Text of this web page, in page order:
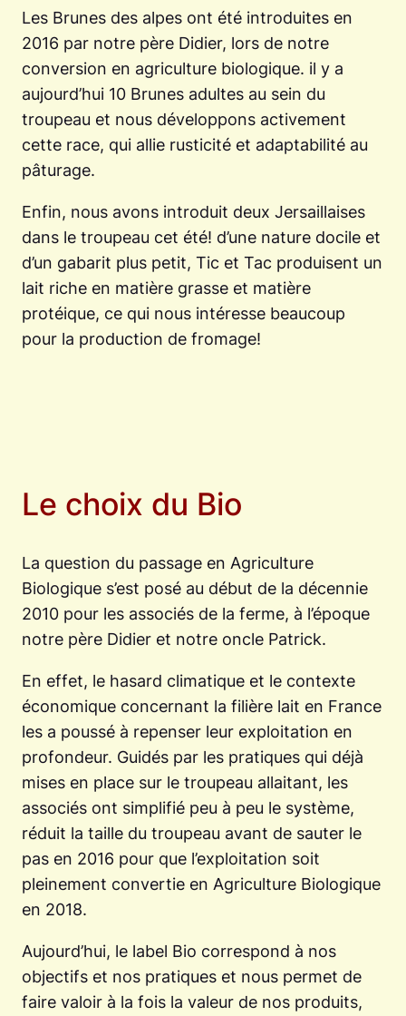
Les Brunes des alpes ont été introduites en
2016 par notre père Didier, lors de notre
conversion en agriculture biologique. il y a
aujourd’hui 10 Brunes adultes au sein du
troupeau et nous développons activement
cette race, qui allie rusticité et adaptabilité au
pâturage.
Enfin, nous avons introduit deux Jersaillaises
dans le troupeau cet été! d’une nature docile et
d’un gabarit plus petit, Tic et Tac produisent un
lait riche en matière grasse et matière
protéique, ce qui nous intéresse beaucoup
pour la production de fromage!
Le choix du Bio
La question du passage en Agriculture
Biologique s’est posé au début de la décennie
2010 pour les associés de la ferme, à l’époque
notre père Didier et notre oncle Patrick.
En effet, le hasard climatique et le contexte
économique concernant la filière lait en France
les a poussé à repenser leur exploitation en
profondeur. Guidés par les pratiques qui déjà
mises en place sur le troupeau allaitant, les
associés ont simplifié peu à peu le système,
réduit la taille du troupeau avant de sauter le
pas en 2016 pour que l’exploitation soit
pleinement convertie en Agriculture Biologique
en 2018.
Aujourd’hui, le label Bio correspond à nos
objectifs et nos pratiques et nous permet de
faire valoir à la fois la valeur de nos produits,